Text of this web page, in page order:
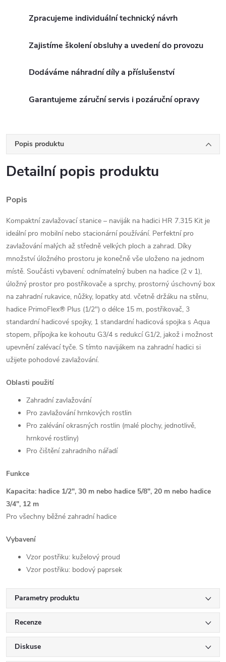
Zpracujeme individuální technický návrh
Zajistíme školení obsluhy a uvedení do provozu
Dodáváme náhradní díly a příslušenství
Garantujeme záruční servis i pozáruční opravy
Popis produktu
Detailní popis produktu
Popis
Kompaktní zavlažovací stanice – naviják na hadici HR 7.315 Kit je
ideální pro mobilní nebo stacionární používání. Perfektní pro
zavlažování malých až středně velkých ploch a zahrad. Díky
množství úložného prostoru je konečně vše uloženo na jednom
místě. Součásti vybavení: odnímatelný buben na hadice (2 v 1),
úložný prostor pro postřikovače a sprchy, prostorný úschovný box
na zahradní rukavice, nůžky, lopatky atd. včetně držáku na stěnu,
hadice PrimoFlex® Plus (1/2") o délce 15 m, postřikovač, 3
standardní hadicové spojky, 1 standardní hadicová spojka s Aqua
stopem, přípojka ke kohoutu G3/4 s redukcí G1/2, jakož i možnost
upevnění zalévací tyče. S tímto navijákem na zahradní hadici si
užijete pohodové zavlažování.
Oblasti použití
Zahradní zavlažování
Pro zavlažování hrnkových rostlin
Pro zalévání okrasných rostlin (malé plochy, jednotlivě,
hrnkové rostliny)
Pro čištění zahradního nářadí
Funkce
Kapacita: hadice 1/2", 30 m nebo hadice 5/8", 20 m nebo hadice
3/4", 12 m
Pro všechny běžné zahradní hadice
Vybavení
Vzor postřiku: kuželový proud
Vzor postřiku: bodový paprsek
Parametry produktu
Recenze
Diskuse